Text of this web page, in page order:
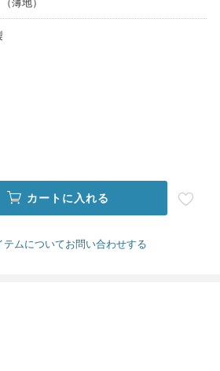
薄地）
カートに入れる
テムについてお問い合わせする